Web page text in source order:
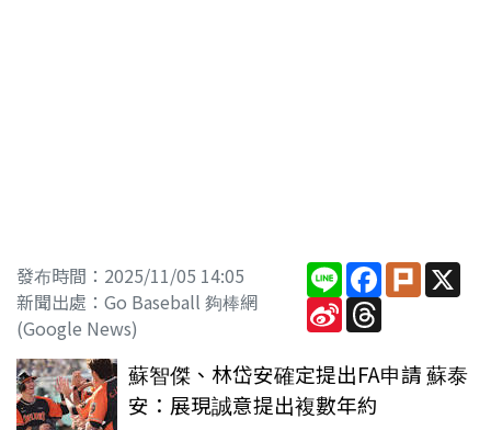
發布時間：2025/11/05 14:05
新聞出處：Go Baseball 夠棒網
(Google News)
Line Facebook
Plurk
Sina
Weibo
Threads
蘇智傑、林岱安確定提出FA申請 蘇泰
安：展現誠意提出複數年約